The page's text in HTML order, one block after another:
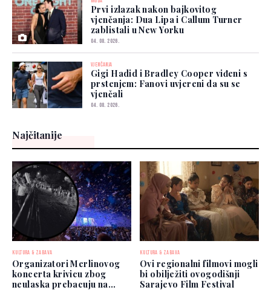
Prvi izlazak nakon bajkovitog
vjenčanja: Dua Lipa i Callum Turner
zablistali u New Yorku
04. 08. 2026.
VJENČANJA
Gigi Hadid i Bradley Cooper viđeni s
prstenjem: Fanovi uvjereni da su se
vjenčali
04. 08. 2026.
Najčitanije
KULTURA & ZABAVA
Organizatori Merlinovog
koncerta krivicu zbog
neulaska prebacuju na
KULTURA & ZABAVA
Ovi regionalni filmovi mogli
bi obilježiti ovogodišnji
Sarajevo Film Festival